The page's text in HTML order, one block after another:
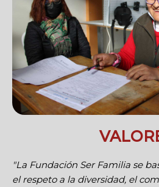
"La Fundación Ser Familia se
el respeto a la diversidad, el